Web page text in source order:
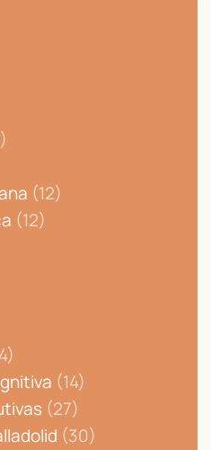
(12)
(12)
(14)
(27)
(30)